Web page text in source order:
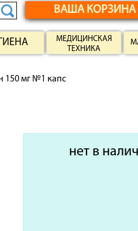
ВАША КОРЗИНА
МЕДИЦИНСКАЯ
ТЕХНИКА
150 мг №1 капс
нет в